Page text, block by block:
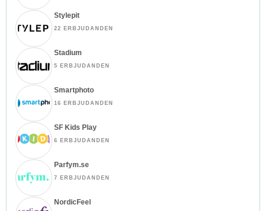
Stylepit
22 ERBJUDANDEN
Stadium
5 ERBJUDANDEN
Smartphoto
16 ERBJUDANDEN
SF Kids Play
6 ERBJUDANDEN
Parfym.se
7 ERBJUDANDEN
NordicFeel